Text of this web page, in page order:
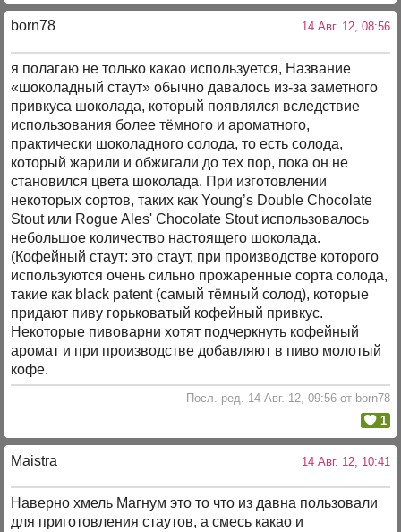
born78 14 Авг. 12, 08:56
я полагаю не только какао используется, Название
«шоколадный стаут» обычно давалось из-за заметного
привкуса шоколада, который появлялся вследствие
использования более тёмного и ароматного,
практически шоколадного солода, то есть солода,
который жарили и обжигали до тех пор, пока он не
становился цвета шоколада. При изготовлении
некоторых сортов, таких как Young’s Double Chocolate
Stout или Rogue Ales' Chocolate Stout использовалось
небольшое количество настоящего шоколада.
(Кофейный стаут: это стаут, при производстве которого
используются очень сильно прожаренные сорта солода,
такие как black patent (самый тёмный солод), которые
придают пиву горьковатый кофейный привкус.
Некоторые пивоварни хотят подчеркнуть кофейный
аромат и при производстве добавляют в пиво молотый
кофе.
Посл. ред. 14 Авг. 12, 09:56 от born78
1
Maistra 14 Авг. 12, 10:41
Наверно хмель Магнум это то что из давна пользовали
для приготовления стаутов, а смесь какао и